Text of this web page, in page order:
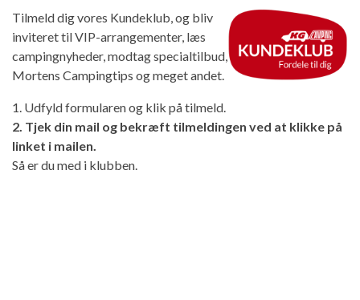
Tilmeld dig vores Kundeklub, og bliv
inviteret til VIP-arrangementer, læs
campingnyheder, modtag specialtilbud,
Mortens Campingtips og meget andet.
1. Udfyld formularen og klik på tilmeld.
2. Tjek din mail og bekræft tilmeldingen ved at klikke på
linket i mailen.
Så er du med i klubben.